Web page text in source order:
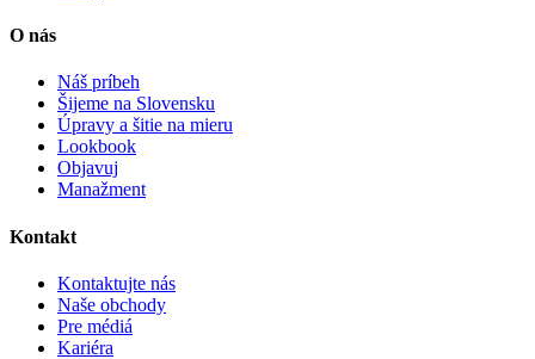
O nás
Náš príbeh
Šijeme na Slovensku
Úpravy a šitie na mieru
Lookbook
Objavuj
Manažment
Kontakt
Kontaktujte nás
Naše obchody
Pre médiá
Kariéra